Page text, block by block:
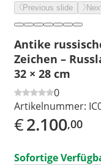
Previous slide
Antike
Zeichen –
32 × 28 cm
0
Artikelnummer:
€2.100,00
Sofortige